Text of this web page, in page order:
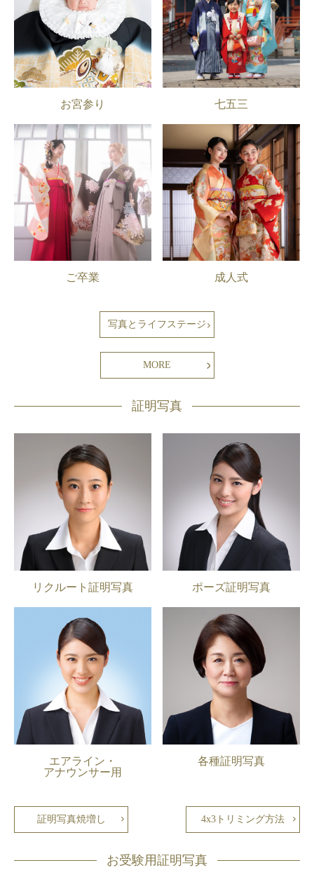
お宮参り 七五三
ご卒業 成人式
写真とライフステージ
MORE
証明写真
リクルート証明写真 ポーズ証明写真
エアライン・
アナウンサー用
各種証明写真
証明写真焼増し 4x3トリミング方法
お受験用証明写真